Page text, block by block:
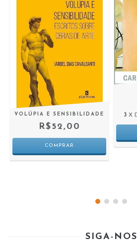
VOLÚPIA E SENSIBILIDADE
R$52,00
3 X
SIGA-NOS